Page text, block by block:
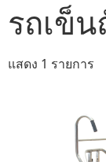
รถเข็น
แสดง 1 รายการ